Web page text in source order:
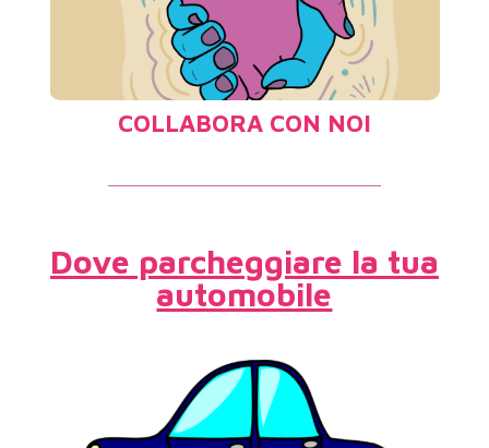
COLLABORA CON NOI
Dove parcheggiare la tua
automobile